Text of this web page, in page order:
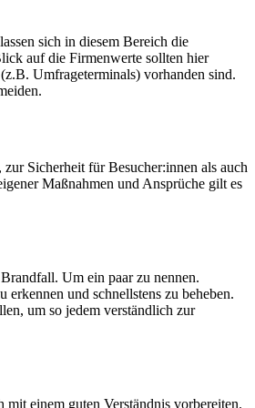
sich in diesem Bereich die
auf die Firmenwerte sollten hier
Umfrageterminals) vorhanden sind.
Sicherheit für Besucher:innen als auch
Maßnahmen und Ansprüche gilt es
Um ein paar zu nennen.
und schnellstens zu beheben.
um so jedem verständlich zur
einem guten Verständnis vorbereiten.